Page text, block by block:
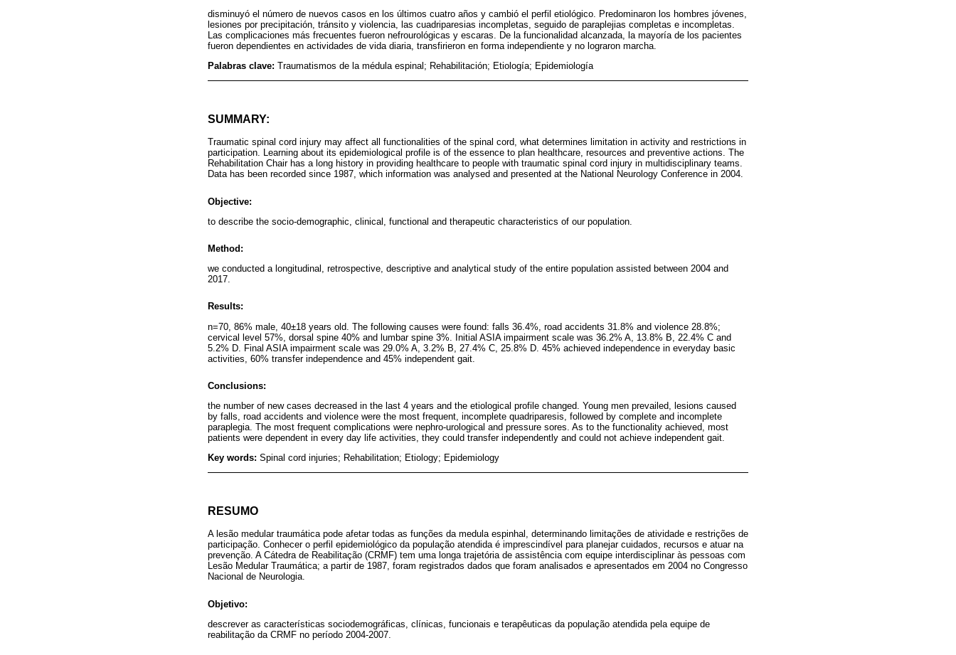
disminuyó el número de nuevos casos en los últimos cuatro años y cambió el perfil etiológico. Predominaron los hombres jóvenes,
lesiones por precipitación, tránsito y violencia, las cuadriparesias incompletas, seguido de paraplejias completas e incompletas.
Las complicaciones más frecuentes fueron nefrourológicas y escaras. De la funcionalidad alcanzada, la mayoría de los pacientes
fueron dependientes en actividades de vida diaria, transfirieron en forma independiente y no lograron marcha.
Palabras clave: Traumatismos de la médula espinal; Rehabilitación; Etiología; Epidemiología
SUMMARY:
Traumatic spinal cord injury may affect all functionalities of the spinal cord, what determines limitation in activity and restrictions in
participation. Learning about its epidemiological profile is of the essence to plan healthcare, resources and preventive actions. The
Rehabilitation Chair has a long history in providing healthcare to people with traumatic spinal cord injury in multidisciplinary teams.
Data has been recorded since 1987, which information was analysed and presented at the National Neurology Conference in 2004.
Objective:
to describe the socio-demographic, clinical, functional and therapeutic characteristics of our population.
Method:
we conducted a longitudinal, retrospective, descriptive and analytical study of the entire population assisted between 2004 and
2017.
Results:
n=70, 86% male, 40±18 years old. The following causes were found: falls 36.4%, road accidents 31.8% and violence 28.8%;
cervical level 57%, dorsal spine 40% and lumbar spine 3%. Initial ASIA impairment scale was 36.2% A, 13.8% B, 22.4% C and
5.2% D. Final ASIA impairment scale was 29.0% A, 3.2% B, 27.4% C, 25.8% D. 45% achieved independence in everyday basic
activities, 60% transfer independence and 45% independent gait.
Conclusions:
the number of new cases decreased in the last 4 years and the etiological profile changed. Young men prevailed, lesions caused
by falls, road accidents and violence were the most frequent, incomplete quadriparesis, followed by complete and incomplete
paraplegia. The most frequent complications were nephro-urological and pressure sores. As to the functionality achieved, most
patients were dependent in every day life activities, they could transfer independently and could not achieve independent gait.
Key words: Spinal cord injuries; Rehabilitation; Etiology; Epidemiology
RESUMO
A lesão medular traumática pode afetar todas as funções da medula espinhal, determinando limitações de atividade e restrições de
participação. Conhecer o perfil epidemiológico da população atendida é imprescindível para planejar cuidados, recursos e atuar na
prevenção. A Cátedra de Reabilitação (CRMF) tem uma longa trajetória de assistência com equipe interdisciplinar às pessoas com
Lesão Medular Traumática; a partir de 1987, foram registrados dados que foram analisados e apresentados em 2004 no Congresso
Nacional de Neurologia.
Objetivo:
descrever as características sociodemográficas, clínicas, funcionais e terapêuticas da população atendida pela equipe de
reabilitação da CRMF no período 2004-2007.